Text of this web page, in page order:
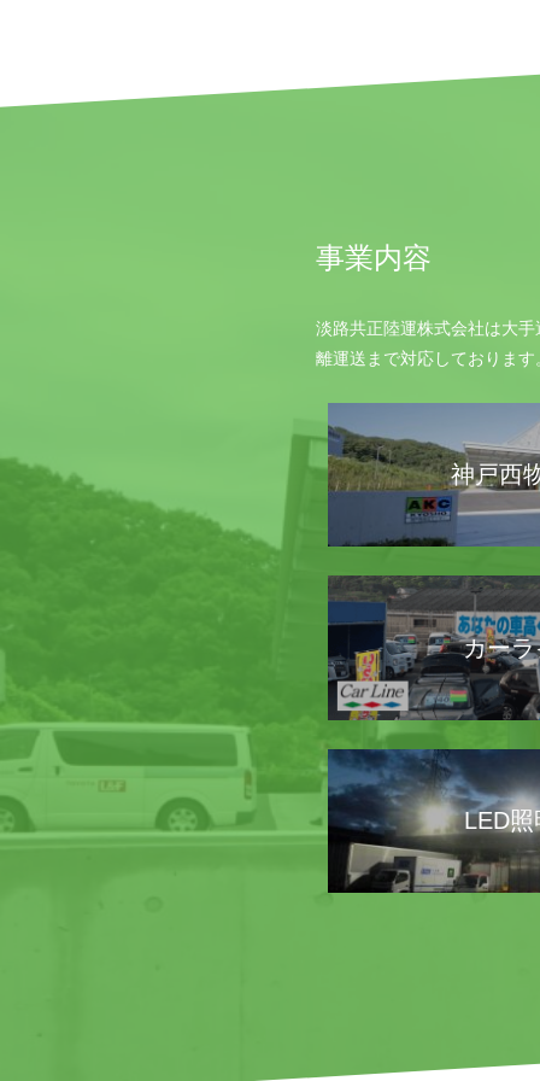
事業内容
淡路共正陸運株式会社は大
離運送まで対応しております
神戸西
カー
LED